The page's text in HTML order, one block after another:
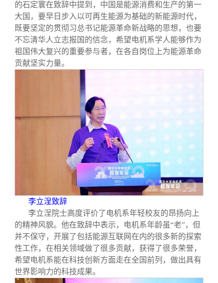
的石定寰在致辞中提到，中国是能源消费和生产的第一
大国，要早日步入以可再生能源为基础的新能源时代，
既要坚定的贯彻习总书记能源革命新战略的思想，也要
不忘清华人立志报国的信念，希望电机系学人能够作为
祖国伟大复兴的重要参与者，在各自岗位上为能源革命
贡献坚实力量。
李立浧致辞
李立浧院士高度评价了电机系年轻校友的昂扬向上
的精神风貌。他在致辞中表示，电机系年龄虽“老”，但
并不保守，开展了包括能源互联网在内的很多新的探索
性工作，在相关领域做了很多贡献，获得了很多荣誉，
希望电机系能在科技创新方面走在全国前列，做出具有
世界影响力的科技成果。